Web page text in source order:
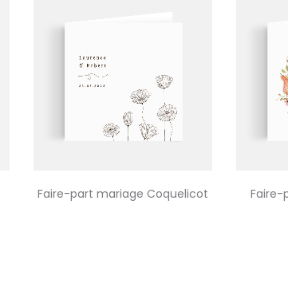
Faire-part mariage Coquelicot
Faire-